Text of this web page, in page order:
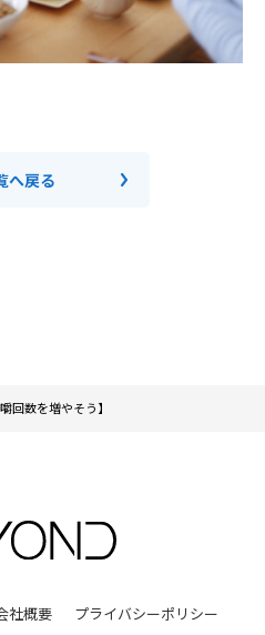
へ戻る
嚼回数を増やそう】
社概要 プライバシーポリシー